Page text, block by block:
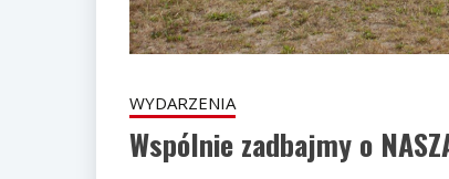
WYDARZENIA
Wspólnie zadbajmy o